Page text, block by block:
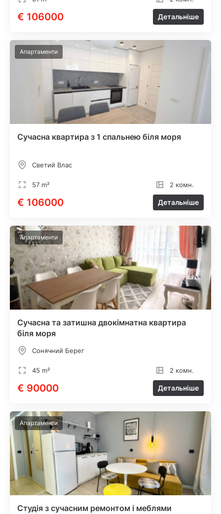
€ 106000 Детальніше
Апартаменти
Сучасна квартира з 1 спальнею біля моря
Светий Влас
57 m² 2 комн.
€ 106000 Детальніше
Апартаменти
Сучасна та затишна двокімнатна квартира
біля моря
Сонячний Берег
45 m² 2 комн.
€ 90000 Детальніше
Апартаменти
Студія з сучасним ремонтом і меблями